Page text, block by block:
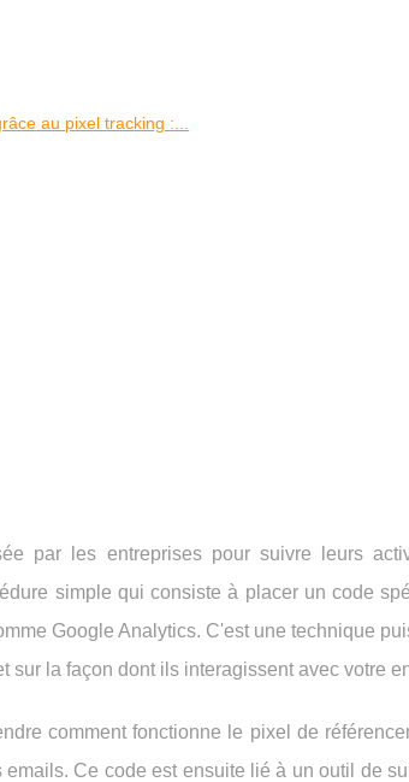
au pixel tracking :...
par les entreprises pour suivre leurs
simple qui consiste à placer un code
Google Analytics. C'est une technique
sur la façon dont ils interagissent avec votre
comment fonctionne le pixel de
Ce code est ensuite lié à un outil de